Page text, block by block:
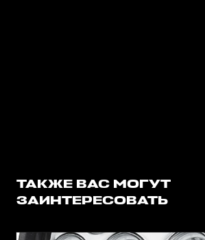
ТАКЖЕ ВАС МОГУТ
ЗАИНТЕРЕСОВАТЬ